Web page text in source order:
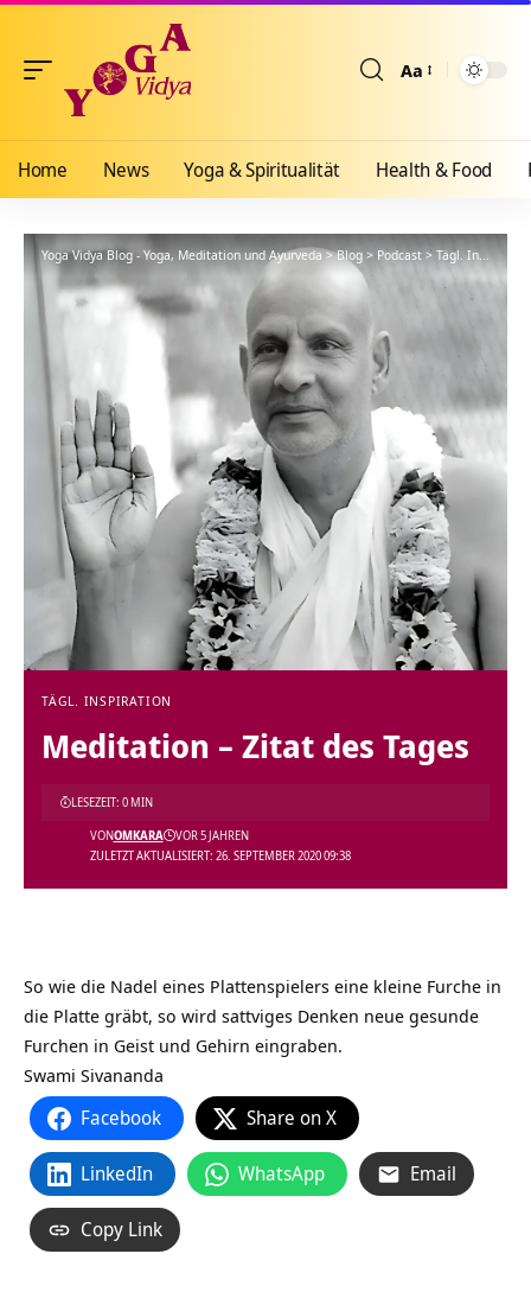
Aa
Home News Yoga & Spiritualität Health & Food
Yoga Vidya Blog - Yoga, Meditation und Ayurveda>Blog > Podcast> Tägl. Inspiration
TÄGL. INSPIRATION
Meditation – Zitat des Tages
ZULETZT AKTUALISIERT: 26. SEPTEMBER 2020 09:38
VONOMKARA VOR 5 JAHREN
LESEZEIT: 0 MIN
So wie die Nadel eines Plattenspielers eine kleine Furche in
die Platte gräbt, so wird sattviges Denken neue gesunde
Furchen in Geist und Gehirn eingraben.
Swami Sivananda
Facebook Share on X
LinkedIn WhatsApp Email
Copy Link